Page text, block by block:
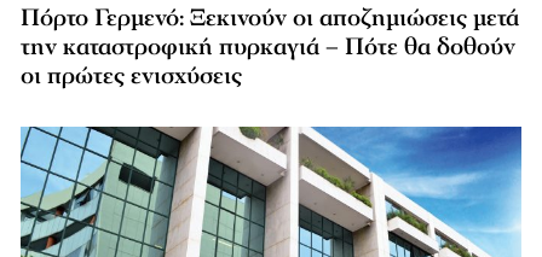
Πόρτο Γερμενό: Ξεκινούν οι αποζημιώσεις μετά
την καταστροφική πυρκαγιά – Πότε θα δοθούν
οι πρώτες ενισχύσεις